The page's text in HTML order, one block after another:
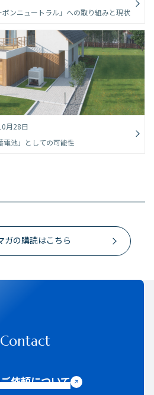
ンニュートラル」への取り組みと現状
月28日
電池」としての可能性
ガの購読はこちら
Contact
依頼について